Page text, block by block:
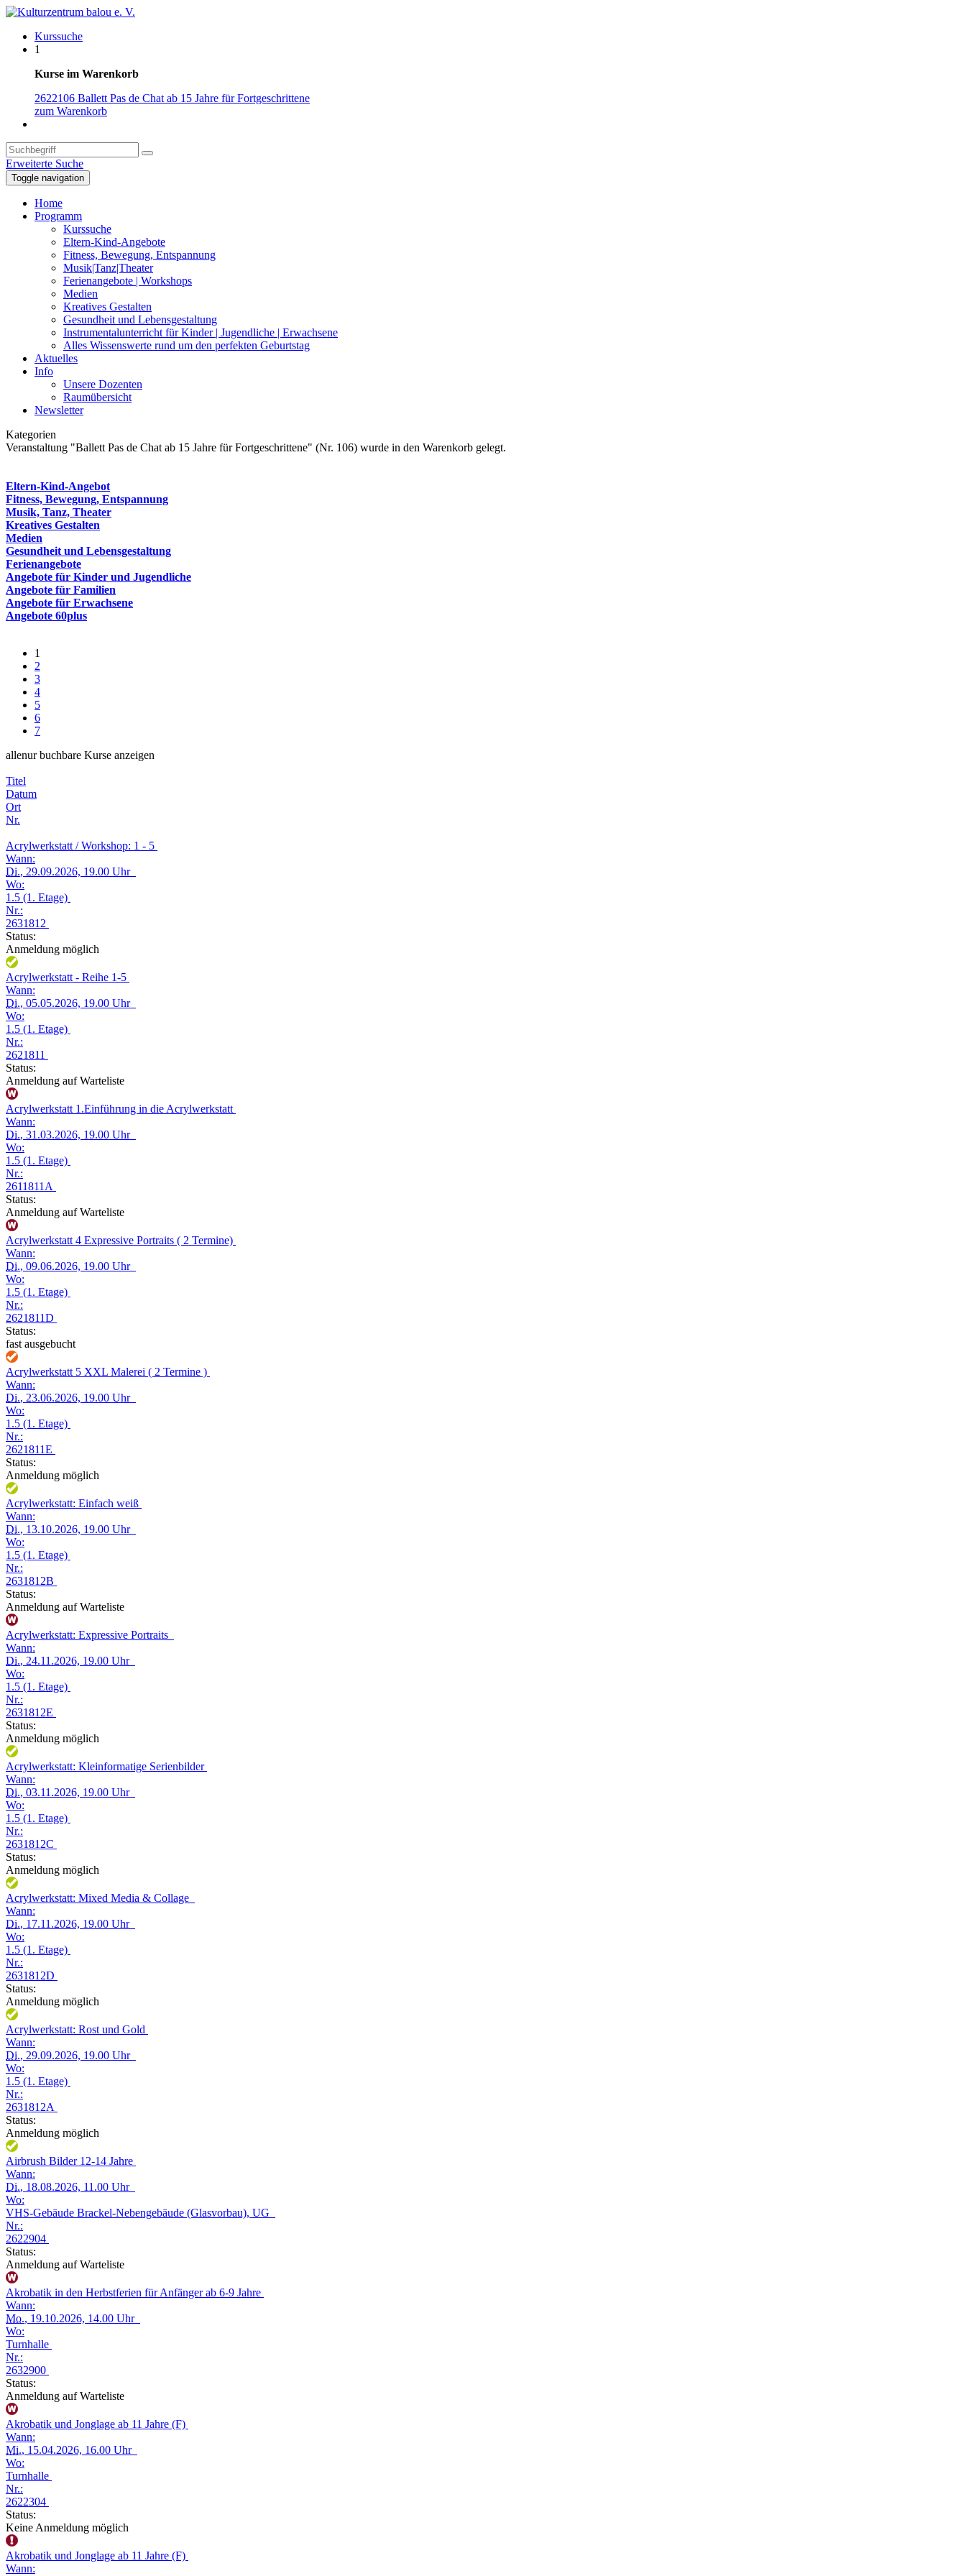
Kurssuche
1
Kurse im Warenkorb
2622106 Ballett Pas de Chat ab 15 Jahre für Fortgeschrittene
zum Warenkorb
Erweiterte Suche
Toggle navigation
Home
Programm
Kurssuche
Eltern-Kind-Angebote
Fitness, Bewegung, Entspannung
Musik|Tanz|Theater
Ferienangebote | Workshops
Medien
Kreatives Gestalten
Gesundheit und Lebensgestaltung
Instrumentalunterricht für Kinder | Jugendliche | Erwachsene
Alles Wissenswerte rund um den perfekten Geburtstag
Aktuelles
Info
Unsere Dozenten
Raumübersicht
Newsletter
Kategorien
Veranstaltung "Ballett Pas de Chat ab 15 Jahre für Fortgeschrittene" (Nr. 106) wurde in den Warenkorb gelegt.
Eltern-Kind-Angebot
Fitness, Bewegung, Entspannung
Musik, Tanz, Theater
Kreatives Gestalten
Medien
Gesundheit und Lebensgestaltung
Ferienangebote
Angebote für Kinder und Jugendliche
Angebote für Familien
Angebote für Erwachsene
Angebote 60plus
1
2
3
4
5
6
7
allenur buchbare Kurse anzeigen
Titel
Datum
Ort
Nr.
Acrylwerkstatt / Workshop: 1 - 5
Wann:
Di., 29.09.2026, 19.00 Uhr
Wo:
1.5 (1. Etage)
Nr.:
2631812
Status:
Anmeldung möglich
Acrylwerkstatt - Reihe 1-5
Wann:
Di., 05.05.2026, 19.00 Uhr
Wo:
1.5 (1. Etage)
Nr.:
2621811
Status:
Anmeldung auf Warteliste
Acrylwerkstatt 1.Einführung in die Acrylwerkstatt
Wann:
Di., 31.03.2026, 19.00 Uhr
Wo:
1.5 (1. Etage)
Nr.:
2611811A
Status:
Anmeldung auf Warteliste
Acrylwerkstatt 4 Expressive Portraits ( 2 Termine)
Wann:
Di., 09.06.2026, 19.00 Uhr
Wo:
1.5 (1. Etage)
Nr.:
2621811D
Status:
fast ausgebucht
Acrylwerkstatt 5 XXL Malerei ( 2 Termine )
Wann:
Di., 23.06.2026, 19.00 Uhr
Wo:
1.5 (1. Etage)
Nr.:
2621811E
Status:
Anmeldung möglich
Acrylwerkstatt: Einfach weiß
Wann:
Di., 13.10.2026, 19.00 Uhr
Wo:
1.5 (1. Etage)
Nr.:
2631812B
Status:
Anmeldung auf Warteliste
Acrylwerkstatt: Expressive Portraits
Wann:
Di., 24.11.2026, 19.00 Uhr
Wo:
1.5 (1. Etage)
Nr.:
2631812E
Status:
Anmeldung möglich
Acrylwerkstatt: Kleinformatige Serienbilder
Wann:
Di., 03.11.2026, 19.00 Uhr
Wo:
1.5 (1. Etage)
Nr.:
2631812C
Status:
Anmeldung möglich
Acrylwerkstatt: Mixed Media & Collage
Wann:
Di., 17.11.2026, 19.00 Uhr
Wo:
1.5 (1. Etage)
Nr.:
2631812D
Status:
Anmeldung möglich
Acrylwerkstatt: Rost und Gold
Wann:
Di., 29.09.2026, 19.00 Uhr
Wo:
1.5 (1. Etage)
Nr.:
2631812A
Status:
Anmeldung möglich
Airbrush Bilder 12-14 Jahre
Wann:
Di., 18.08.2026, 11.00 Uhr
Wo:
VHS-Gebäude Brackel-Nebengebäude (Glasvorbau), UG
Nr.:
2622904
Status:
Anmeldung auf Warteliste
Akrobatik in den Herbstferien für Anfänger ab 6-9 Jahre
Wann:
Mo., 19.10.2026, 14.00 Uhr
Wo:
Turnhalle
Nr.:
2632900
Status:
Anmeldung auf Warteliste
Akrobatik und Jonglage ab 11 Jahre (F)
Wann:
Mi., 15.04.2026, 16.00 Uhr
Wo:
Turnhalle
Nr.:
2622304
Status:
Keine Anmeldung möglich
Akrobatik und Jonglage ab 11 Jahre (F)
Wann: